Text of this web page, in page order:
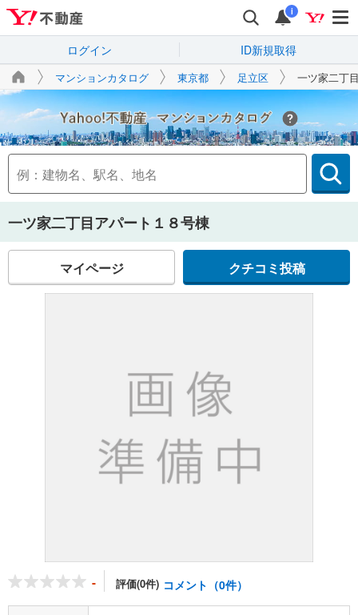
i
ログイン ID新規取得
マンションカタログ 東京都 足立区 一ツ家二丁
Yahoo!不動産
一ツ家二丁目アパート１８号棟
マイページ クチコミ投稿
- 評価(0件) コメント（0件）